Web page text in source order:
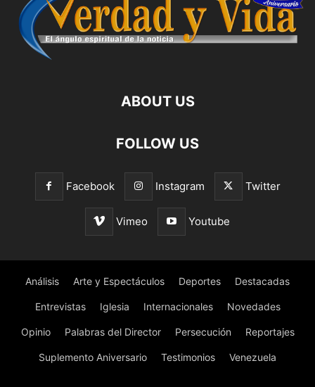
ABOUT US
FOLLOW US
Facebook Instagram Twitter
Vimeo Youtube
Análisis Arte y Espectáculos Deportes Destacadas
Entrevistas Iglesia Internacionales Novedades
Opinio Palabras del Director Persecución Reportajes
Suplemento Aniversario Testimonios Venezuela